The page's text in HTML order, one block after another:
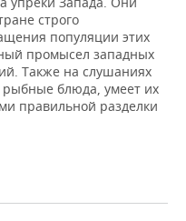
строго
популяции этих
промысел западных
Также на слушаниях
рыбные блюда, умеет их
правильной разделки